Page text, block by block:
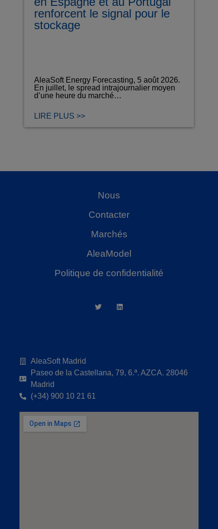
renforcent le signal pour le
stockage
AleaSoft Energy Forecasting, 5 août 2026.
En juillet, le spread intrajournalier moyen
d’une heure du marché…
LIRE PLUS >>
Nous
Contacter
Marchés
AleaModel
Politique de confidentialité
AleaSoft Madrid
Paseo de la Castellana, 79, 6.ª. AZCA. 28046
Madrid
(+34) 900 10 21 61